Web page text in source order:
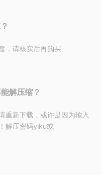
，请核实后再购买
解压缩？
重新下载，或许是因为输入
解压密码yiku或